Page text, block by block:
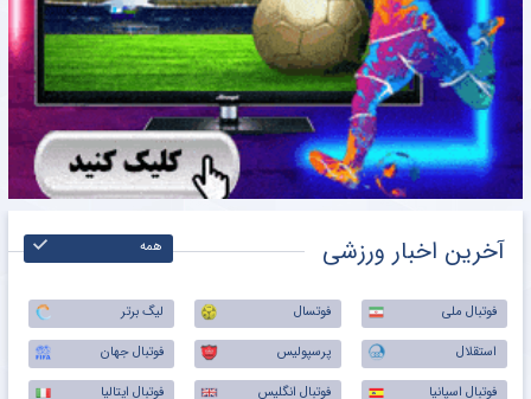
آخرین اخبار ورزشی همه
فوتبال ملی فوتسال
لیگ برتر
استقلال
پرسپولیس
فوتبال جهان
فوتبال اسپانیا
فوتبال انگلیس فوتبال ایتالیا